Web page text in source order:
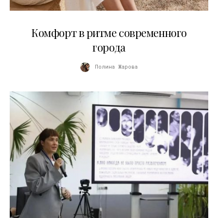
Комфорт в ритме современного
города
Полина Жарова